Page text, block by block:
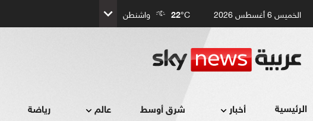
الخميس 6 أغسطس 2026 22°C واشنطن
الرئيسية أخبار شرق أوسط عالم رياضة